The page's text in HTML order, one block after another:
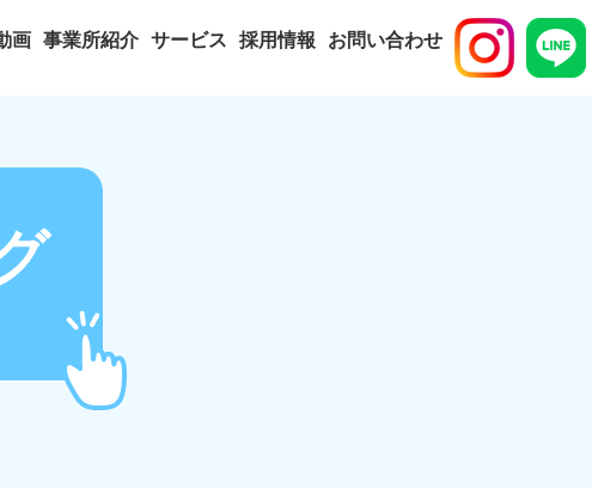
画 事業所紹介 サービス 採用情報 お問い合わせ